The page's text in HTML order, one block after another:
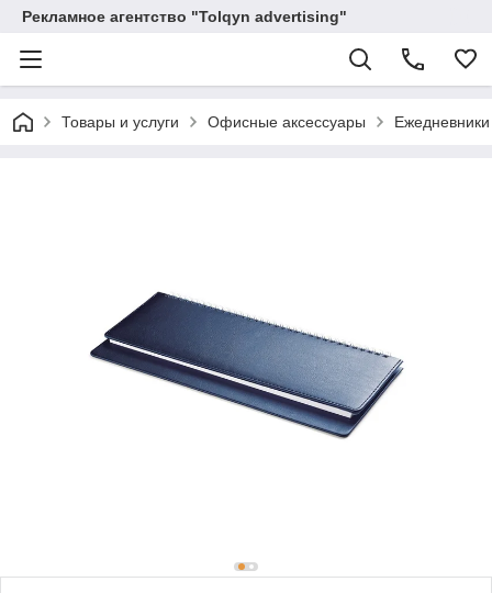
Рекламное агентство "Tolqyn advertising"
Товары и услуги Офисные аксессуары Ежедневники